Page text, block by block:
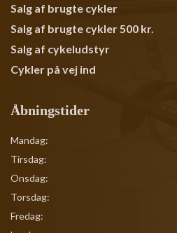
Salg af brugte cykler
Salg af brugte cykler 500 kr.
Salg af cykeludstyr
Cykler på vej ind
Åbningstider
Mandag:
Tirsdag:
Onsdag:
Torsdag:
Fredag: